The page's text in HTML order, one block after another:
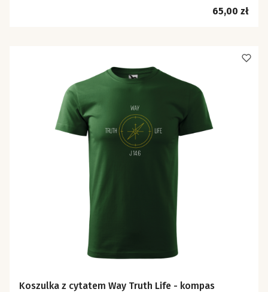
Cena
65,00 zł
Koszulka z cytatem Way Truth Life - kompas